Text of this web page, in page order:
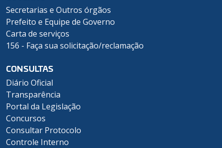
Secretarias e Outros órgãos
Prefeito e Equipe de Governo
Carta de serviços
156 - Faça sua solicitação/reclamação
CONSULTAS
Diário Oficial
Transparência
Portal da Legislação
Concursos
Consultar Protocolo
Controle Interno